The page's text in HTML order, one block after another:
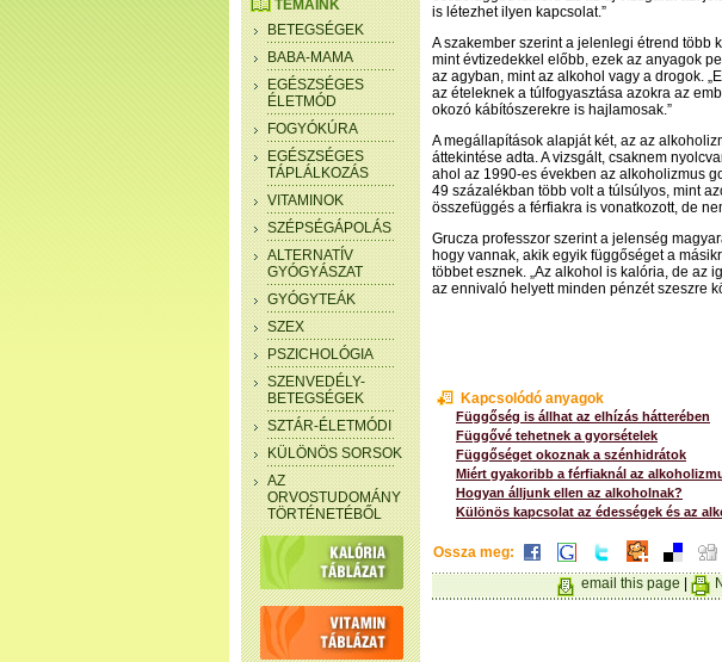
TÉMÁINK
BETEGSÉGEK
BABA-MAMA
EGÉSZSÉGES
ÉLETMÓD
FOGYÓKÚRA
EGÉSZSÉGES
TÁPLÁLKOZÁS
VITAMINOK
SZÉPSÉGÁPOLÁS
ALTERNATÍV
GYÓGYÁSZAT
GYÓGYTEÁK
SZEX
PSZICHOLÓGIA
SZENVEDÉLY-
BETEGSÉGEK
SZTÁR-ÉLETMÓDI
KÜLÖNÖS SORSOK
AZ
ORVOSTUDOMÁNY
TÖRTÉNETÉBŐL
is létezhet ilyen kapcsolat.”
A szakember szerint a jelenlegi étrend több
mint évtizedekkel előbb, ezek az anyagok
az agyban, mint az alkohol vagy a drogok.
az ételeknek a túlfogyasztása azokra az
okozó kábítószerekre is hajlamosak.”
A megállapítások alapját két, az az
áttekintése adta. A vizsgált, csaknem
ahol az 1990-es években az alkoholizmus
49 százalékban több volt a túlsúlyos, mint
összefüggés a férfiakra is vonatkozott, de
Grucza professzor szerint a jelenség
hogy vannak, akik egyik függőséget a
többet esznek. „Az alkohol is kalória, de az
az ennivaló helyett minden pénzét szeszre
Kapcsolódó anyagok
Függőség is állhat az elhízás hátterében
Függővé tehetnek a gyorsételek
Függőséget okoznak a szénhidrátok
Miért gyakoribb a férfiaknál az
Hogyan álljunk ellen az alkoholnak?
Különös kapcsolat az édességek és az
Ossza meg:
email this page